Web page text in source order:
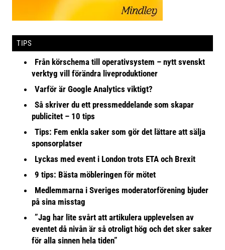
TIPS
Från körschema till operativsystem – nytt svenskt
verktyg vill förändra liveproduktioner
Varför är Google Analytics viktigt?
Så skriver du ett pressmeddelande som skapar
publicitet – 10 tips
Tips: Fem enkla saker som gör det lättare att sälja
sponsorplatser
Lyckas med event i London trots ETA och Brexit
9 tips: Bästa möbleringen för mötet
Medlemmarna i Sveriges moderatorförening bjuder
på sina misstag
”Jag har lite svårt att artikulera upplevelsen av
eventet då nivån är så otroligt hög och det sker saker
för alla sinnen hela tiden”